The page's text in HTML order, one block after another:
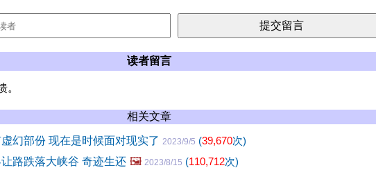
读者留言
。
相关文章
幻部份 现在是时候面对现实了 2023/9/5 (39,670次)
路跌落大峡谷 奇迹生还 🖼️ 2023/8/15 (110,712次)